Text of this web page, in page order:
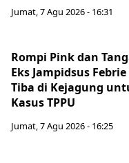
Jumat, 7 Agu 2026 - 16:31
Rompi Pink dan
Eks Jampidsus
Tiba di Kejagung
Kasus TPPU
Jumat, 7 Agu 2026 - 16:25